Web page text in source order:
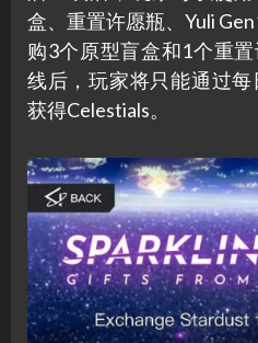
盒、重置许愿瓶、Yuli
购3个原型盲盒和1个重置
线后，玩家将只能通过
获得Celestials。